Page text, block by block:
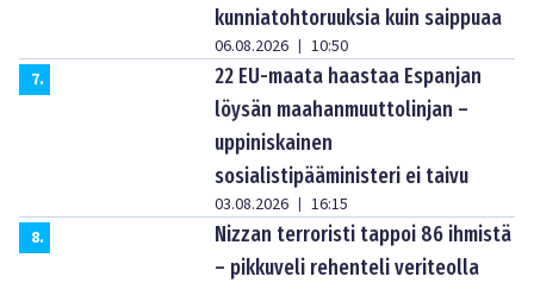
kunniatohtoruuksia kuin saippuaa
06.08.2026 | 10:50
7.
22 EU-maata haastaa Espanjan
löysän maahanmuuttolinjan –
uppiniskainen
sosialistipääministeri ei taivu
03.08.2026 | 16:15
8.
Nizzan terroristi tappoi 86 ihmistä
– pikkuveli rehenteli veriteolla